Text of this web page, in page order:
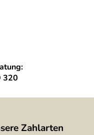
320
Zahlarten